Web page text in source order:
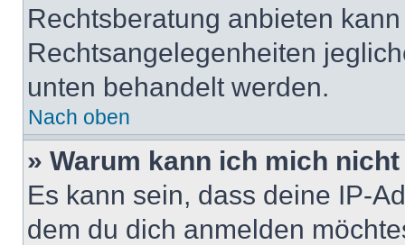
Rechtsberatung anbieten
Rechtsangelegenheiten
unten behandelt werden.
Nach oben
» Warum kann ich mich
Es kann sein, dass deine IP-
dem du dich anmelden